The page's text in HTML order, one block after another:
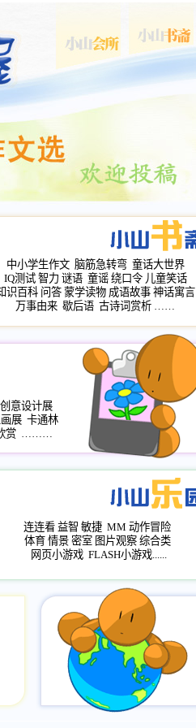
中小学生作文 脑筋急转弯 童话大世界
IQ测试 智力 谜语 童谣 绕口令 儿童笑话
识百科 问答 蒙学读物 成语故事 神话寓言
万事由来 歇后语 古诗词赏析 ……
创意设计展
展 卡通林
赏 ………
连连看 益智 敏捷 MM 动作冒险
体育 情景 密室 图片观察 综合类
网页小游戏 FLASH小游戏......